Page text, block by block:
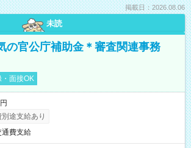
掲載日：2026.08.06
未読
の官公庁補助金＊審査関連事務
面接OK
途支給あり
通費支給